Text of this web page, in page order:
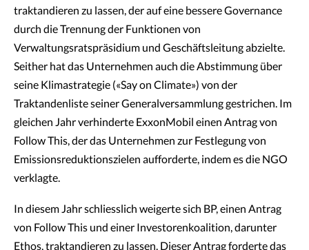
traktandieren zu lassen, der auf eine bessere Governance
durch die Trennung der Funktionen von
Verwaltungsratspräsidium und Geschäftsleitung abzielte.
Seither hat das Unternehmen auch die Abstimmung über
seine Klimastrategie («Say on Climate») von der
Traktandenliste seiner Generalversammlung gestrichen. Im
gleichen Jahr verhinderte ExxonMobil einen Antrag von
Follow This, der das Unternehmen zur Festlegung von
Emissionsreduktionszielen aufforderte, indem es die NGO
verklagte.
In diesem Jahr schliesslich weigerte sich BP, einen Antrag
von Follow This und einer Investorenkoalition, darunter
Ethos, traktandieren zu lassen. Dieser Antrag forderte das